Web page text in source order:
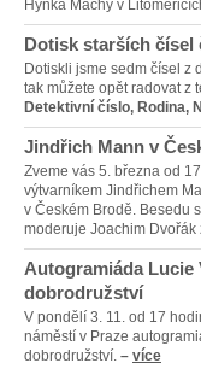
Hynka Máchy v
Dotisk starších čísel
Dotiskli jsme sedm čísel z
tak můžete opět radovat z
Detektivní číslo, Rodina,
Jindřich Mann v
Zveme vás 5. března od
výtvarníkem Jindřichem
v Českém Brodě. Besedu
moderuje Joachim
Autogramiáda Lucie
dobrodružství
V pondělí 3. 11. od 17
náměstí v Praze
dobrodružství. – více